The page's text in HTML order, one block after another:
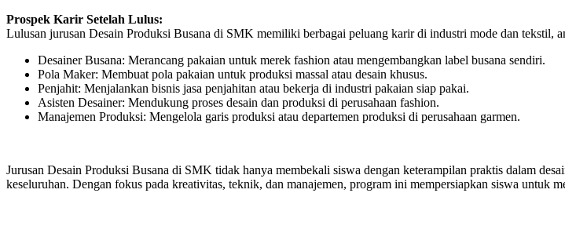
Prospek Karir Setelah Lulus:
Lulusan jurusan Desain Produksi Busana di SMK memiliki berbagai peluang karir di industri mode dan tekstil,
Desainer Busana: Merancang pakaian untuk merek fashion atau mengembangkan label busana sendiri.
Pola Maker: Membuat pola pakaian untuk produksi massal atau desain khusus.
Penjahit: Menjalankan bisnis jasa penjahitan atau bekerja di industri pakaian siap pakai.
Asisten Desainer: Mendukung proses desain dan produksi di perusahaan fashion.
Manajemen Produksi: Mengelola garis produksi atau departemen produksi di perusahaan garmen.
Jurusan Desain Produksi Busana di SMK tidak hanya membekali siswa dengan keterampilan praktis dalam
keseluruhan. Dengan fokus pada kreativitas, teknik, dan manajemen, program ini mempersiapkan siswa